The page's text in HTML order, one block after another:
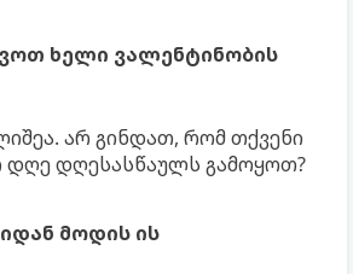
ხელი ვალენტინობის
არ გინდათ, რომ თქვენი
დღე დღესასწაულს გამოყოთ?
მოდის ის